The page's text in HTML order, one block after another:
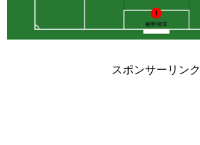
スポンサーリンク